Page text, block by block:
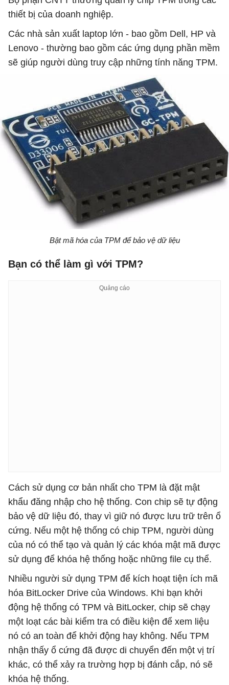
thiết bị của doanh nghiệp.
Các nhà sản xuất laptop lớn - bao gồm Dell, HP và
Lenovo - thường bao gồm các ứng dụng phần mềm
sẽ giúp người dùng truy cập những tính năng TPM.
Bật mã hóa của TPM để bảo vệ dữ liệu
Bạn có thể làm gì với TPM?
Cách sử dụng cơ bản nhất cho TPM là đặt mật
khẩu đăng nhập cho hệ thống. Con chip sẽ tự động
bảo vệ dữ liệu đó, thay vì giữ nó được lưu trữ trên ổ
cứng. Nếu một hệ thống có chip TPM, người dùng
của nó có thể tạo và quản lý các khóa mật mã được
sử dụng để khóa hệ thống hoặc những file cụ thể.
Nhiều người sử dụng TPM để kích hoạt tiện ích mã
hóa BitLocker Drive của Windows. Khi bạn khởi
động hệ thống có TPM và BitLocker, chip sẽ chạy
một loạt các bài kiểm tra có điều kiện để xem liệu
nó có an toàn để khởi động hay không. Nếu TPM
nhận thấy ổ cứng đã được di chuyển đến một vị trí
khác, có thể xảy ra trường hợp bị đánh cắp, nó sẽ
khóa hệ thống.